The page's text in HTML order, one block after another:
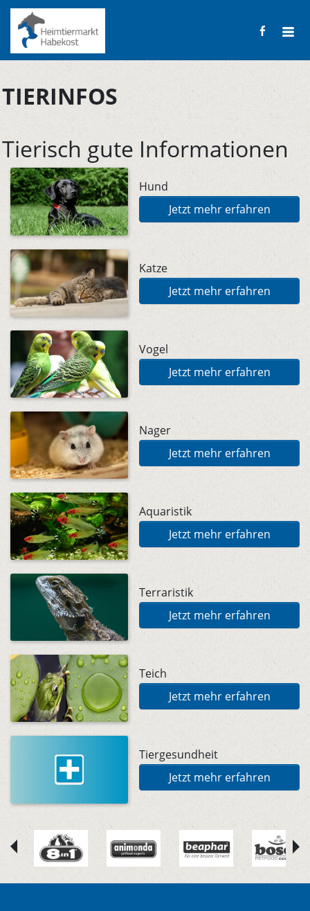
TIERINFOS
Tierisch gute Informationen
Hund
Jetzt mehr erfahren
Katze
Jetzt mehr erfahren
Vogel
Jetzt mehr erfahren
Nager
Jetzt mehr erfahren
Aquaristik
Jetzt mehr erfahren
Terraristik
Jetzt mehr erfahren
Teich
Jetzt mehr erfahren
Tiergesundheit
Jetzt mehr erfahren